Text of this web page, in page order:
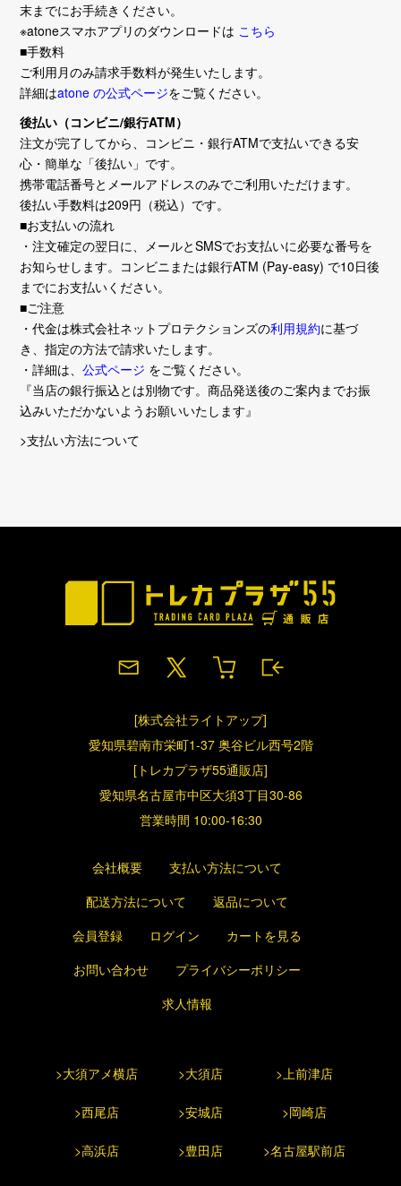
末までにお手続きください。
※atoneスマホアプリのダウンロードは こちら
■手数料
ご利用月のみ請求手数料が発生いたします。
詳細はatone の公式ページをご覧ください。
後払い（コンビニ/銀行ATM）
注文が完了してから、コンビニ・銀行ATMで支払いできる安
心・簡単な「後払い」です。
携帯電話番号とメールアドレスのみでご利用いただけます。
後払い手数料は209円（税込）です。
■お支払いの流れ
・注文確定の翌日に、メールとSMSでお支払いに必要な番号を
お知らせします。コンビニまたは銀行ATM (Pay-easy) で10日後
までにお支払いください。
■ご注意
・代金は株式会社ネットプロテクションズの利用規約に基づ
き、指定の方法で請求いたします。
・詳細は、公式ページ をご覧ください。
『当店の銀行振込とは別物です。商品発送後のご案内までお振
込みいただかないようお願いいたします』
>支払い方法について
[株式会社ライトアップ]
愛知県碧南市栄町1-37 奥谷ビル西号2階
[トレカプラザ55通販店]
愛知県名古屋市中区大須3丁目30-86
営業時間 10:00-16:30
会社概要
支払い方法について
配送方法について
返品について
会員登録
ログイン
カートを見る
お問い合わせ
プライバシーポリシー
求人情報
>大須アメ横店 >大須店 >上前津店
>西尾店 >安城店 >岡崎店
>高浜店 >豊田店 >名古屋駅前店